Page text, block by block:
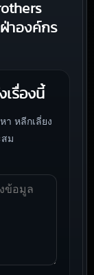
ฝ่าองค์กร
เรื่องนี้
า หลีกเลี่ยง
ม